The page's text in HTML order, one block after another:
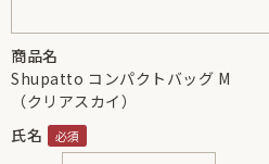
商品名
Shupatto コンパクトバッグ M
（クリアスカイ）
氏名